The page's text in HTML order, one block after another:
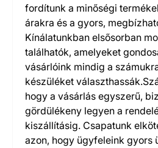
fordítunk a minőségi
árakra és a gyors,
Kínálatunkban elsősorban
találhatók, amelyeket
vásárlóink mindig a
készüléket
hogy a vásárlás egyszerű,
gördülékeny legyen a
kiszállításig. Csapatunk
azon, hogy ügyfeleink gyors